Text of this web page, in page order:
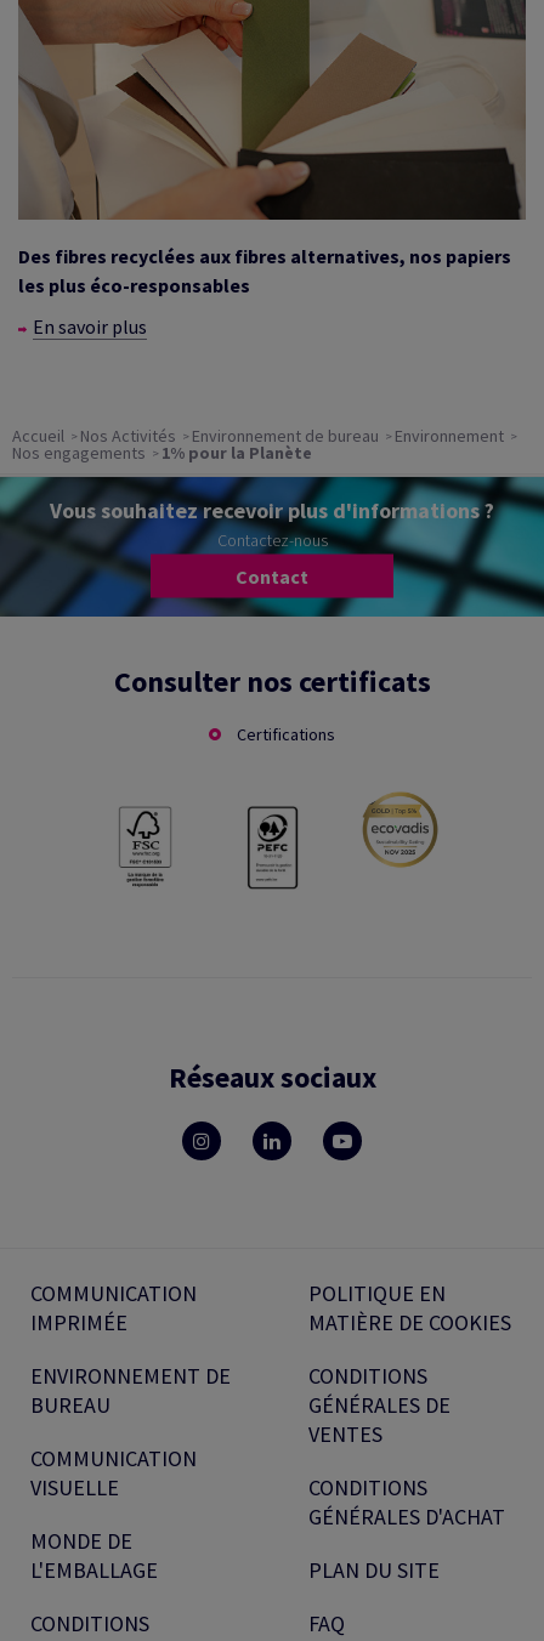
Des fibres recyclées aux fibres alternatives, nos papiers
les plus éco-responsables
En savoir plus
Accueil Nos Activités Environnement de bureau Environnement
Nos engagements 1% pour la Planète
Vous souhaitez recevoir plus d'informations ?
Contactez-nous
Contact
Consulter nos certificats
Certifications
Réseaux sociaux
COMMUNICATION
IMPRIMÉE
ENVIRONNEMENT DE
BUREAU
COMMUNICATION
VISUELLE
MONDE DE
L'EMBALLAGE
CONDITIONS
POLITIQUE EN
MATIÈRE DE COOKIES
CONDITIONS
GÉNÉRALES DE
VENTES
CONDITIONS
GÉNÉRALES D'ACHAT
PLAN DU SITE
FAQ